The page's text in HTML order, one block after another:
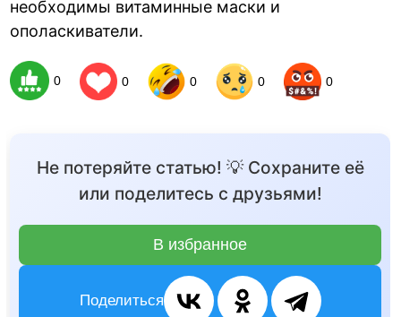
необходимы витаминные маски и
ополаскиватели.
0 0 0 0 0
Не потеряйте статью! 💡 Сохраните её
или поделитесь с друзьями!
В избранное
Поделиться